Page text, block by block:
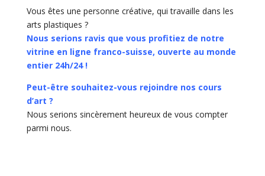
Vous êtes une personne créative, qui travaille dans les
arts plastiques ?
Nous serions ravis que vous profitiez de notre
vitrine en ligne franco-suisse, ouverte au monde
entier 24h/24 !
Peut-être souhaitez-vous rejoindre nos cours
d’art ?
Nous serions sincèrement heureux de vous compter
parmi nous.